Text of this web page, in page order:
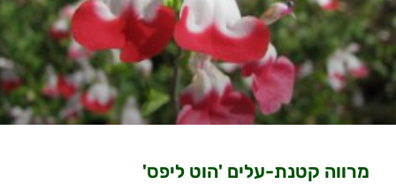
מרווה קטנת-עלים 'הוט ליפס'